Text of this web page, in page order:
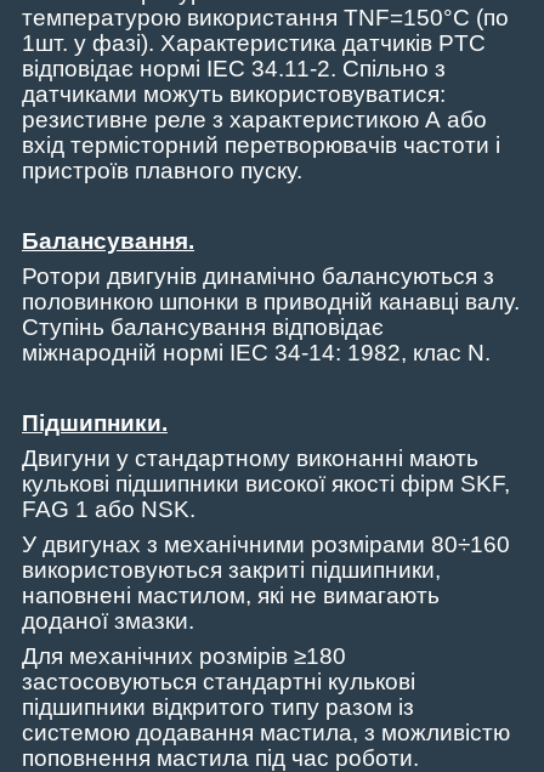
температурою використання TNF=150°C (по
1шт. у фазі). Характеристика датчиків PTC
відповідає нормі IEC 34.11-2. Спільно з
датчиками можуть використовуватися:
резистивне реле з характеристикою А або
вхід термісторний перетворювачів частоти і
пристроїв плавного пуску.
Балансування.
Ротори двигунів динамічно балансуються з
половинкою шпонки в приводній канавці валу.
Ступінь балансування відповідає
міжнародній нормі IEC 34-14: 1982, клас N.
Підшипники.
Двигуни у стандартному виконанні мають
кулькові підшипники високої якості фірм SKF,
FAG 1 або NSK.
У двигунах з механічними розмірами 80÷160
використовуються закриті підшипники,
наповнені мастилом, які не вимагають
доданої змазки.
Для механічних розмірів ≥180
застосовуються стандартні кулькові
підшипники відкритого типу разом із
системою додавання мастила, з можливістю
поповнення мастила під час роботи.